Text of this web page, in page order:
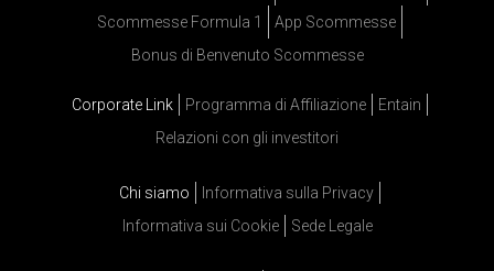
Scommesse Formula 1
App Scommesse
Bonus di Benvenuto Scommesse
Corporate Link Programma di Affiliazione
Entain
Relazioni con gli investitori
Chi siamo
Informativa sulla Privacy
Informativa sui Cookie
Sede Legale